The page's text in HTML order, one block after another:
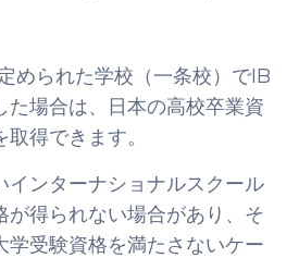
められた学校（一条校）でIB
た場合は、日本の高校卒業資
得できます。
インターナショナルスクール
が得られない場合があり、そ
学受験資格を満たさないケー